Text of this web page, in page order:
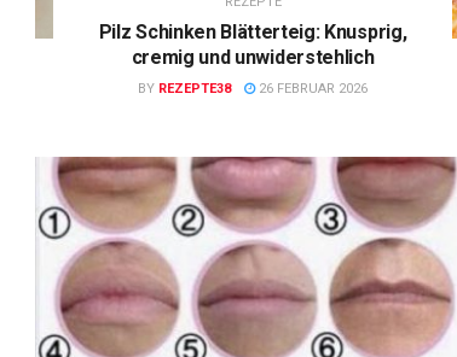
Pilz Schinken Blätterteig: Knusprig,
cremig und unwiderstehlich
BY REZEPTE38 26 FEBRUAR 2026